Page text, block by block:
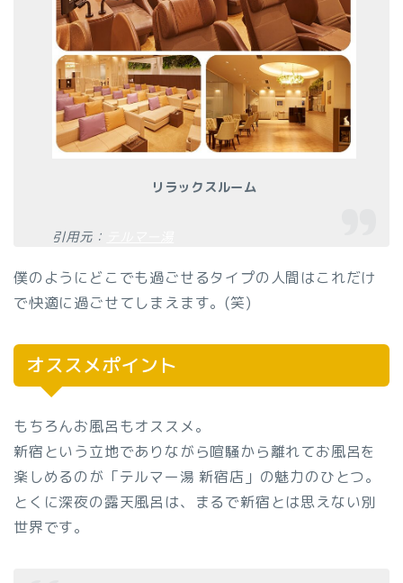
リラックスルーム
引用元：
僕のようにどこでも過ごせるタイプの人間はこれだけ
で快適に過ごせてしまえます。(笑)
オススメポイント
もちろんお風呂もオススメ。
新宿という立地でありながら喧騒から離れてお風呂を
楽しめるのが「テルマー湯 新宿店」の魅力のひとつ。
とくに深夜の露天風呂は、まるで新宿とは思えない別
世界です。